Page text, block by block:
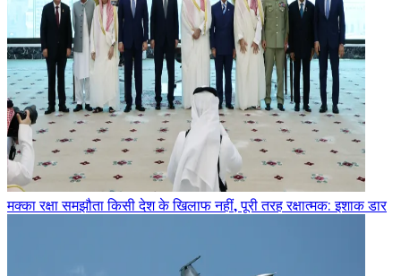
मक्का रक्षा समझौता किसी देश के खिलाफ नहीं, पूरी तरह रक्षात्मक: इशाक डार